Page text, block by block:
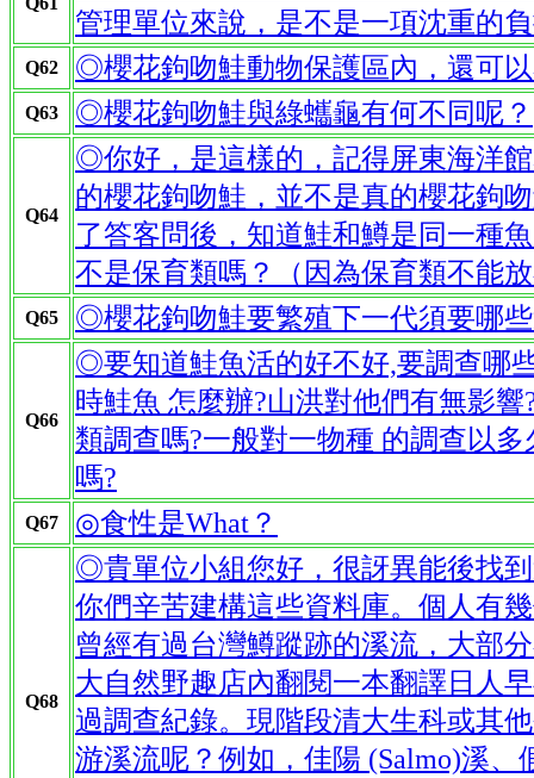
管理單位來說，是不是一項沈重的
Q62 ◎櫻花鉤吻鮭動物保護區內，還可
Q63 ◎櫻花鉤吻鮭與綠蠵龜有何不同呢？
Q64
◎你好，是這樣的，記得屏東海洋
的櫻花鉤吻鮭，並不是真的櫻花鉤
了答客問後，知道鮭和鱒是同一種
不是保育類嗎？（因為保育類不能
Q65 ◎櫻花鉤吻鮭要繁殖下一代須要哪些
Q66
◎要知道鮭魚活的好不好,要調查哪
時鮭魚 怎麼辦?山洪對他們有無影
類調查嗎?一般對一物種 的調查以
嗎?
Q67 ◎食性是What ？
Q68
◎貴單位小組您好，很訝異能後找
你們辛苦建構這些資料庫。個人有
曾經有過台灣鱒蹤跡的溪流，大部
大自然野趣店內翻閱一本翻譯日人
過調查紀錄。現階段清大生科或其
游溪流呢？例如，佳陽 (Salmo)溪